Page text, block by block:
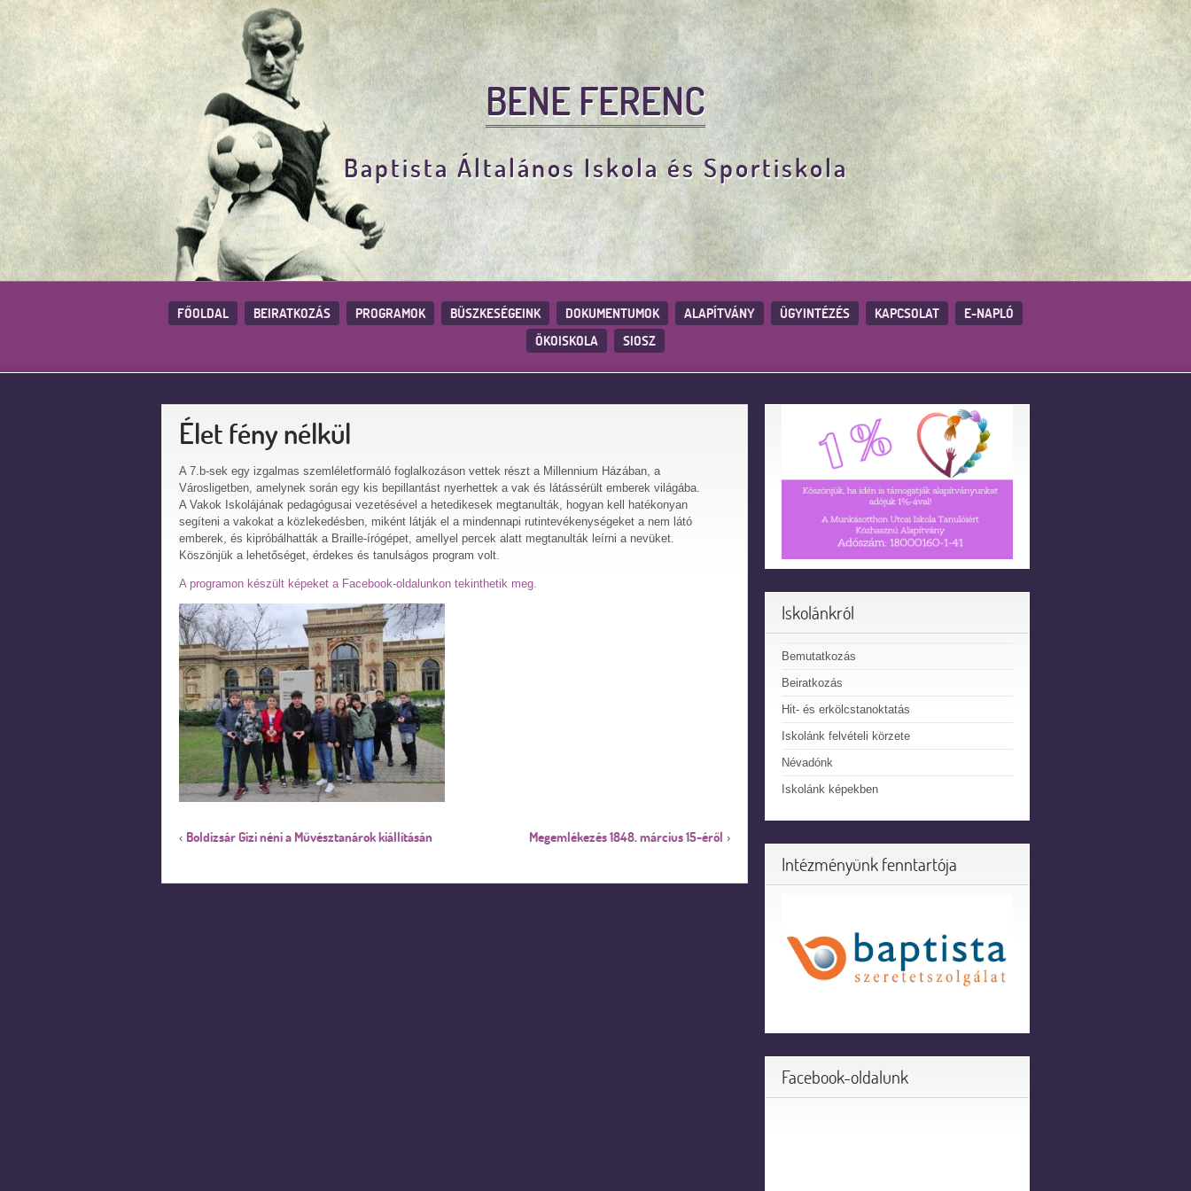
BENE FERENC
Baptista Általános Iskola és Sportiskola
FŐOLDAL BEIRATKOZÁS PROGRAMOK BÜSZKESÉGEINK DOKUMENTUMOK ALAPÍTVÁNY ÜGYINTÉZÉS KAPCSOLAT
E-NAPLÓ
ÖKOISKOLA
SIOSZ
Élet fény nélkül
A 7.b-sek egy izgalmas szemléletformáló foglalkozáson vettek részt a Millennium Házában, a
Városligetben, amelynek során egy kis bepillantást nyerhettek a vak és látássérült emberek világába.
A Vakok Iskolájának pedagógusai vezetésével a hetedikesek megtanulták, hogyan kell hatékonyan
segíteni a vakokat a közlekedésben, miként látják el a mindennapi rutintevékenységeket a nem látó
emberek, és kipróbálhatták a Braille-írógépet, amellyel percek alatt megtanulták leírni a nevüket.
Köszönjük a lehetőséget, érdekes és tanulságos program volt.
A programon készült képeket a Facebook-oldalunkon tekinthetik meg.
‹ Boldizsár Gizi néni a Művésztanárok kiállításán Megemlékezés 1848. március 15-éről ›
Iskolánkról
Bemutatkozás
Beiratkozás
Hit- és erkölcstanoktatás
Iskolánk felvételi körzete
Névadónk
Iskolánk képekben
Intézményünk fenntartója
Facebook-oldalunk